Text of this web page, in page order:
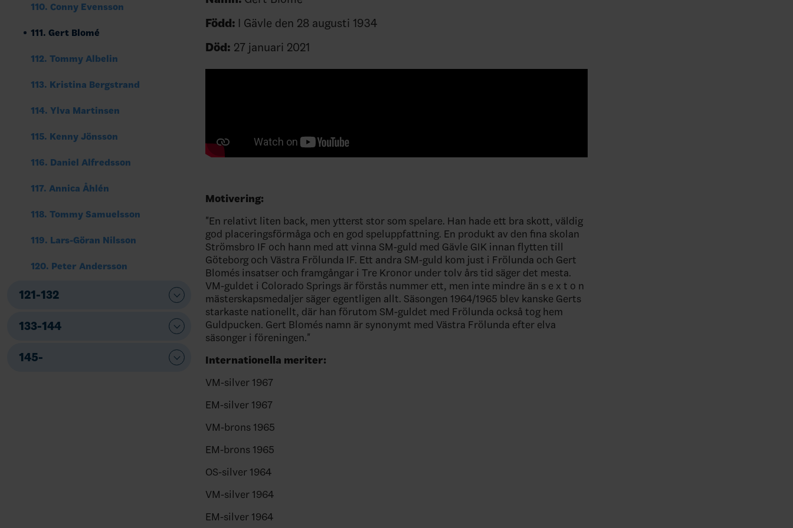
110. Conny Evensson
111. Gert Blomé
112. Tommy Albelin
113. Kristina Bergstrand
114. Ylva Martinsen
115. Kenny Jönsson
116. Daniel Alfredsson
117. Annica Åhlén
118. Tommy Samuelsson
119. Lars-Göran Nilsson
120. Peter Andersson
121-132
133-144
145-
Född: I Gävle den 28 augusti 1934
Död: 27 januari 2021
Motivering:
"En relativt liten back, men ytterst stor som spelare. Han hade ett bra skott, väldig
god placeringsförmåga och en god speluppfattning. En produkt av den fina skolan
Strömsbro IF och hann med att vinna SM-guld med Gävle GIK innan flytten till
Göteborg och Västra Frölunda IF. Ett andra SM-guld kom just i Frölunda och Gert
Blomés insatser och framgångar i Tre Kronor under tolv års tid säger det mesta.
VM-guldet i Colorado Springs är förstås nummer ett, men inte mindre än s e x t o n
mästerskapsmedaljer säger egentligen allt. Säsongen 1964/1965 blev kanske Gerts
starkaste nationellt, där han förutom SM-guldet med Frölunda också tog hem
Guldpucken. Gert Blomés namn är synonymt med Västra Frölunda efter elva
säsonger i föreningen."
Internationella meriter:
VM-silver 1967
EM-silver 1967
VM-brons 1965
EM-brons 1965
OS-silver 1964
VM-silver 1964
EM-silver 1964